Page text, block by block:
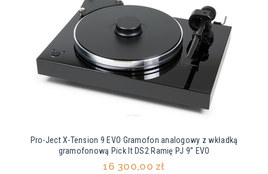
Pro-Ject X-Tension 9 EVO Gramofon analogowy z wkładką
gramofonową Pick It DS2 Ramię PJ 9” EVO
16 300,00 zł